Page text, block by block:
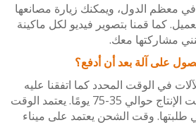
الدول، ويمكنك زيارة مصانعها
قمنا بتصوير فيديو لكل ماكينة
معك.
آلة بعد أن أدفع؟
الوقت المحدد كما اتفقنا عليه
الطرفان. عادةً، يكون وقت الإنتاج حوالي 35-75 يومًا. يعتمد الوقت
وقت الشحن يعتمد على ميناء